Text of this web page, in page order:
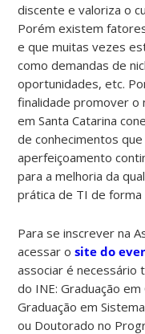
discente e valoriza o
Porém existem
e que muitas vezes
como demandas de
oportunidades, etc.
finalidade promover
em Santa Catarina
de conhecimentos
aperfeiçoamento
para a melhoria da
prática de TI de forma
Para se inscrever na
acessar osite do
associar é necessário
do INE: Graduação
Graduação em
ou Doutorado no